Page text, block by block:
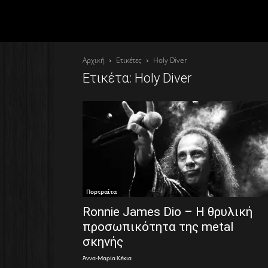
Αρχική Ετικέτες Holy Diver
Ετικέτα: Holy Diver
Πορτραίτα
Ronnie James Dio – Η θρυλική
προσωπικότητα της metal
σκηνής
Άννα-Μαρία Κέκια